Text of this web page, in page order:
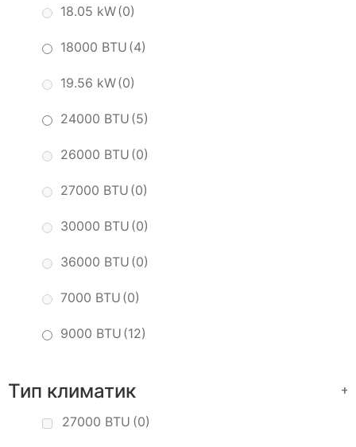
18.05 kW(0)
18000 BTU (4)
19.56 kW(0)
24000 BTU (5)
26000 BTU (0)
27000 BTU (0)
30000 BTU (0)
36000 BTU (0)
7000 BTU (0)
9000 BTU (12)
Тип климатик +
27000 BTU (0)